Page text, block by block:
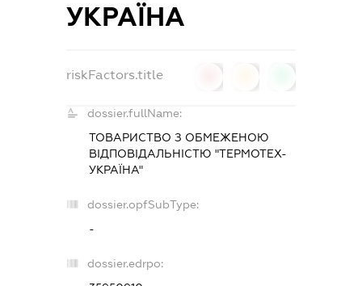
УКРАЇНА
riskFactors.title
dossier.fullName:
ТОВАРИСТВО З ОБМЕЖЕНОЮ
ВІДПОВІДАЛЬНІСТЮ "ТЕРМОТЕХ-
УКРАЇНА"
dossier.opfSubType:
-
dossier.edrpo: